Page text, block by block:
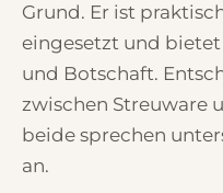
Grund. Er ist
eingesetzt und
und Botschaft.
zwischen Streuware
beide sprechen
an.